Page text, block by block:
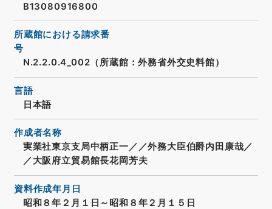
B13080916800
所蔵館における請求番
号
N.2.2.0.4_002（所蔵館：外務省外交史料館）
言語
日本語
作成者名称
実業社東京支局中柄正一／／外務大臣伯爵内田康哉／
／大阪府立貿易館長花岡芳夫
資料作成年月日
昭和８年２月１日～昭和８年２月１５日